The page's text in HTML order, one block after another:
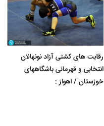
رقابت های کشتی آزاد نونهالان
انتخابی و قهرمانی باشگاههای
خوزستان / اهواز :